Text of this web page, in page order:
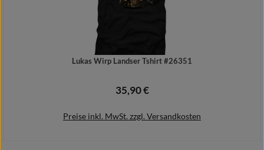
Lukas Wirp Landser Tshirt #26351
Regulärer Preis:
35,90 €
Preise inkl. MwSt. zzgl. Versandkosten